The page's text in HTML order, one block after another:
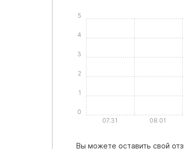
07.31 08.01
0
1
2
3
4
5
Вы можете оставить свой